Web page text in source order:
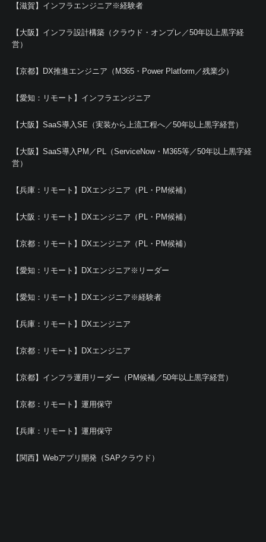
【滋賀】インフラエンジニア※経験者
【大阪】インフラ設計構築（クラウド・オンプレ／50年以上黒字経
営）
【京都】DX推進エンジニア（M365・Power Platform／残業少）
【愛知：リモート】インフラエンジニア
【大阪】SaaS導入SE（実装から上流工程へ／50年以上黒字経営）
【大阪】SaaS導入PM／PL（ServiceNow・M365等／50年以上黒字経
営）
【兵庫：リモート】DXエンジニア（PL・PM候補）
【大阪：リモート】DXエンジニア（PL・PM候補）
【京都：リモート】DXエンジニア（PL・PM候補）
【愛知：リモート】DXエンジニア※リーダー
【愛知：リモート】DXエンジニア※経験者
【兵庫：リモート】DXエンジニア
【京都：リモート】DXエンジニア
【京都】インフラ運用リーダー（PM候補／50年以上黒字経営）
【京都：リモート】運用保守
【兵庫：リモート】運用保守
【関西】Webアプリ開発（SAPクラウド）